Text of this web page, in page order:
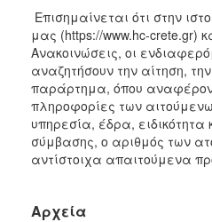
Επισημαίνεται ότι στην
μας (https://www.hc-crete.gr)
Ανακοινώσεις, οι
αναζητήσουν την αίτηση,
παράρτημα, όπου
πληροφορίες των
υπηρεσία, έδρα, ειδικότητα
σύμβασης, ο αριθμός των
αντίστοιχα απαιτούμενα
Αρχεία